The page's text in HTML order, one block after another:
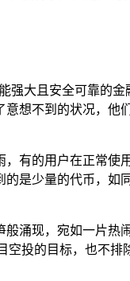
强大且安全可靠的
想不到的状况，
有的用户在正常
的是少量的代币，如
涌现，宛如一片
投的目标，也不